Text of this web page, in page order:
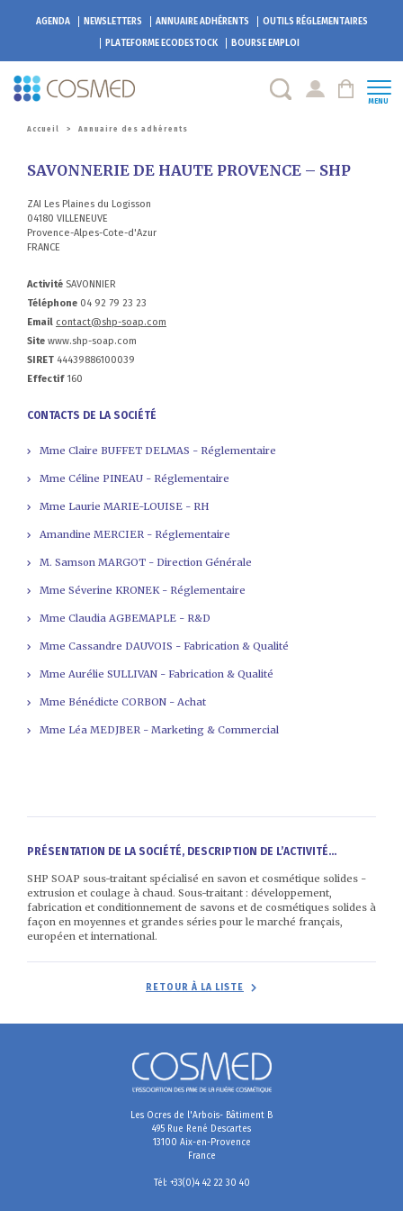
AGENDA NEWSLETTERS ANNUAIRE ADHÉRENTS
OUTILS RÉGLEMENTAIRES
PLATEFORMEECODESTOCK BOURSE EMPLOI
MENU
Accueil > Annuaire des adhérents
SAVONNERIE DE HAUTE PROVENCE – SHP
ZAI Les Plaines du Logisson
04180 VILLENEUVE
Provence-Alpes-Cote-d'Azur
FRANCE
Activité SAVONNIER
Téléphone 04 92 79 23 23
Email contact@shp-soap.com
Site www.shp-soap.com
SIRET 44439886100039
Effectif160
CONTACTS DE LA SOCIÉTÉ
Mme Claire BUFFET DELMAS - Réglementaire
Mme Céline PINEAU - Réglementaire
Mme Laurie MARIE-LOUISE - RH
Amandine MERCIER - Réglementaire
M. Samson MARGOT - Direction Générale
Mme Séverine KRONEK - Réglementaire
Mme Claudia AGBEMAPLE - R&D
Mme Cassandre DAUVOIS - Fabrication & Qualité
Mme Aurélie SULLIVAN - Fabrication & Qualité
Mme Bénédicte CORBON - Achat
Mme Léa MEDJBER - Marketing & Commercial
PRÉSENTATION DE LA SOCIÉTÉ, DESCRIPTION DE L’ACTIVITÉ...
SHP SOAP sous-traitant spécialisé en savon et cosmétique solides -
extrusion et coulage à chaud. Sous-traitant : développement,
fabrication et conditionnement de savons et de cosmétiques solides à
façon en moyennes et grandes séries pour le marché français,
européen et international.
RETOUR À LA LISTE
Les Ocres de l'Arbois- Bâtiment B
495 Rue René Descartes
13100 Aix-en-Provence
France
Tél: +33(0)4 42 22 30 40